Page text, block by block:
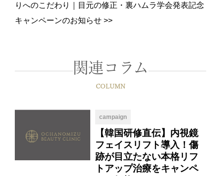
りへのこだわり
目元の修正・裏ハムラ学会発表記念
キャンペーンのお知らせ >>
関連コラム
COLUMN
campaign
【韓国研修直伝】内視鏡
フェイスリフト導入！傷
跡が目立たない本格リフ
トアップ治療をキャンペ